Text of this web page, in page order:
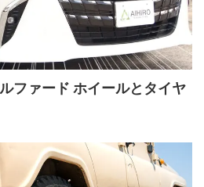
ファード ホイールとタイヤ